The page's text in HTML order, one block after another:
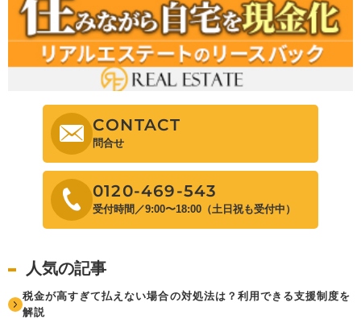
CONTACT
問合せ
0120-469-543
受付時間／9:00〜18:00（土日祝も受付中）
人気の記事
税金が高すぎて払えない場合の対処法は？利用できる支援制度を
解説